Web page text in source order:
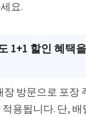
요.
1+1 할인 혜택
장 방문으로 포장
용됩니다. 단,